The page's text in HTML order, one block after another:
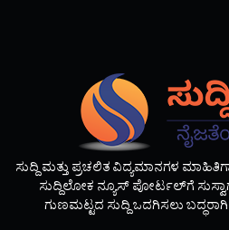
ಸುದ್ದಿ ಮತ್ತು ಪ್ರಚಲಿತ ವಿದ್ಯಮಾನಗಳ
ಸುದ್ದಿಲೋಕ ನ್ಯೂಸ್ ಪೋರ್ಟಲ್‌ಗೆ
ಗುಣಮಟ್ಟದ ಸುದ್ದಿ ಒದಗಿಸಲು